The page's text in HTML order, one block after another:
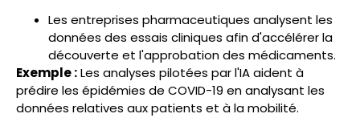
Les entreprises pharmaceutiques analysent les
données des essais cliniques afin d'accélérer la
découverte et l'approbation des médicaments.
Exemple :Les analyses pilotées par l'IA aident à
prédire les épidémies de COVID-19 en analysant les
données relatives aux patients et à la mobilité.